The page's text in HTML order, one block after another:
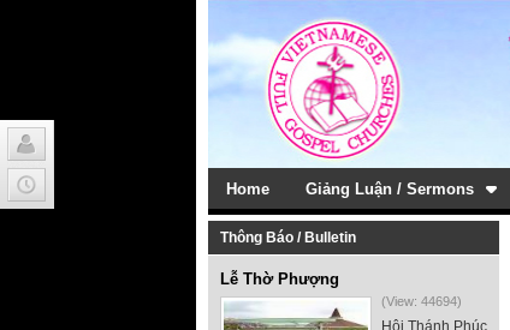
Home Giảng Luận / Sermons
Thông Báo / Bulletin
Lễ Thờ Phượng
(View: 44694)
Hội Thánh Phúc